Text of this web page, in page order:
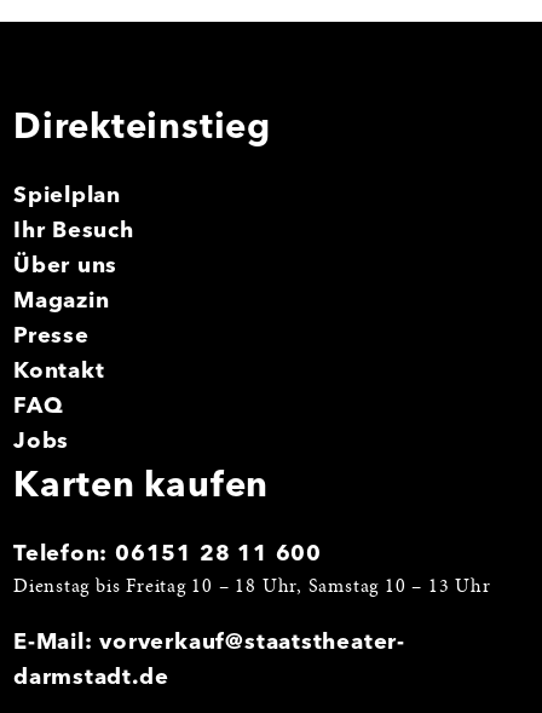
Direkteinstieg
Spielplan
Ihr Besuch
Über uns
Magazin
Presse
Kontakt
FAQ
Jobs
Karten kaufen
Telefon:06151 28 11 600
Dienstag bis Freitag 10 – 18 Uhr, Samstag 10 – 13 Uhr
E-Mail:vorverkauf@staatstheater-
darmstadt.de